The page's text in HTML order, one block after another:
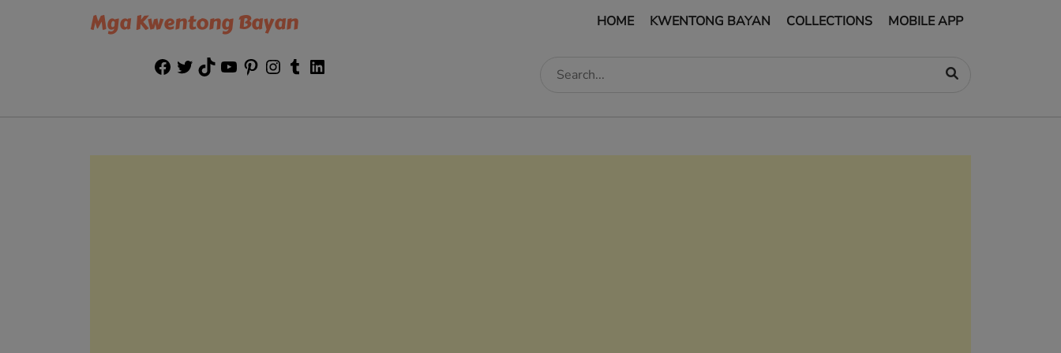
Mga Kwentong Bayan HOME KWENTONG BAYAN COLLECTIONS MOBILE APP
Facebook
TwitterTikTokYouTubePinterest
Instagram
Tumblr